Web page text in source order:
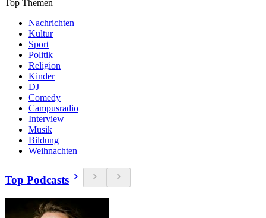
Top Themen
Nachrichten
Kultur
Sport
Politik
Religion
Kinder
DJ
Comedy
Campusradio
Interview
Musik
Bildung
Weihnachten
Top Podcasts